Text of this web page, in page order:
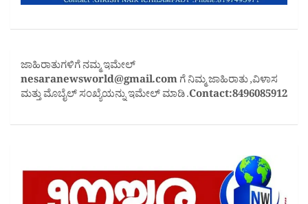
ಜಾಹಿರಾತುಗಳಿಗೆ ನಮ್ಮ ಇಮೇಲ್
nesaranewsworld@gmail.comಗೆ ನಿಮ್ಮ ಜಾಹಿರಾತು ,ವಿಳಾಸ
ಮತ್ತು ಮೊಬೈಲ್ ಸಂಖ್ಯೆಯನ್ನು ಇಮೇಲ್ ಮಾಡಿ .Contact:8496085912